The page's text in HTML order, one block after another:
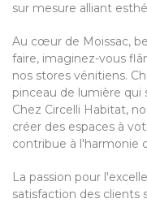
sur mesure alliant
Au cœur de Moissac,
faire, imaginez-vous
nos stores vénitiens.
pinceau de lumière qui
Chez Circelli Habitat,
créer des espaces à
contribue à l'harmonie
La passion pour
satisfaction des clients